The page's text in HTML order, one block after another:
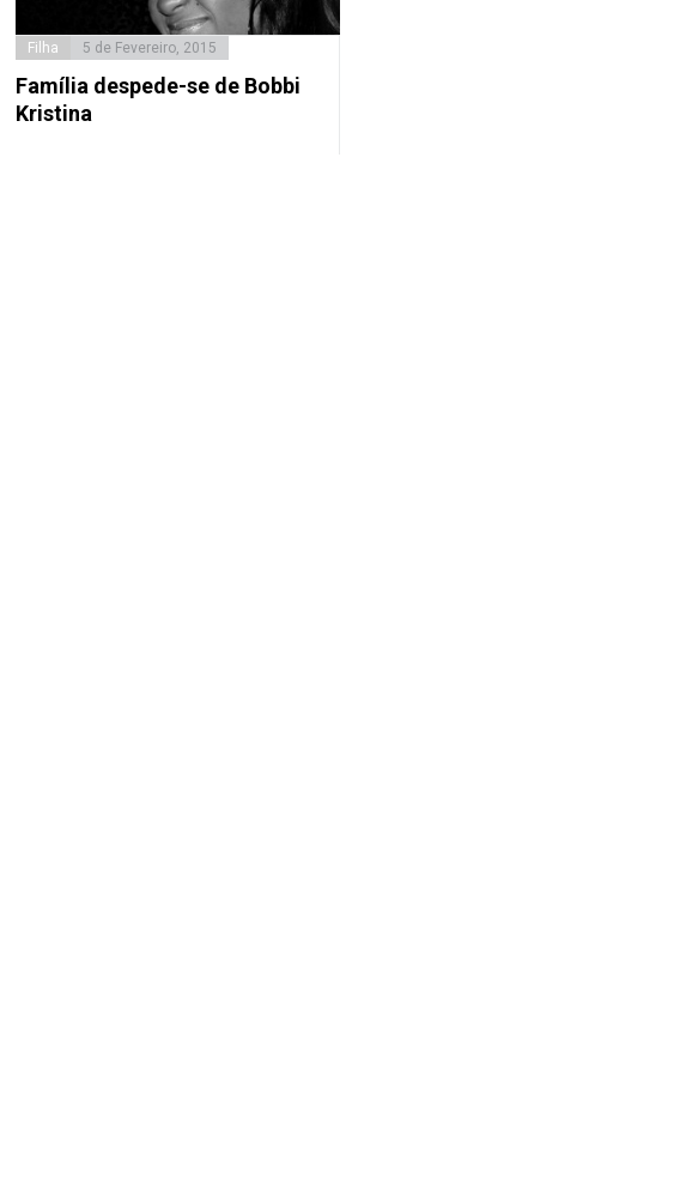
Filha 5 de Fevereiro, 2015
Família despede-se de Bobbi
Kristina